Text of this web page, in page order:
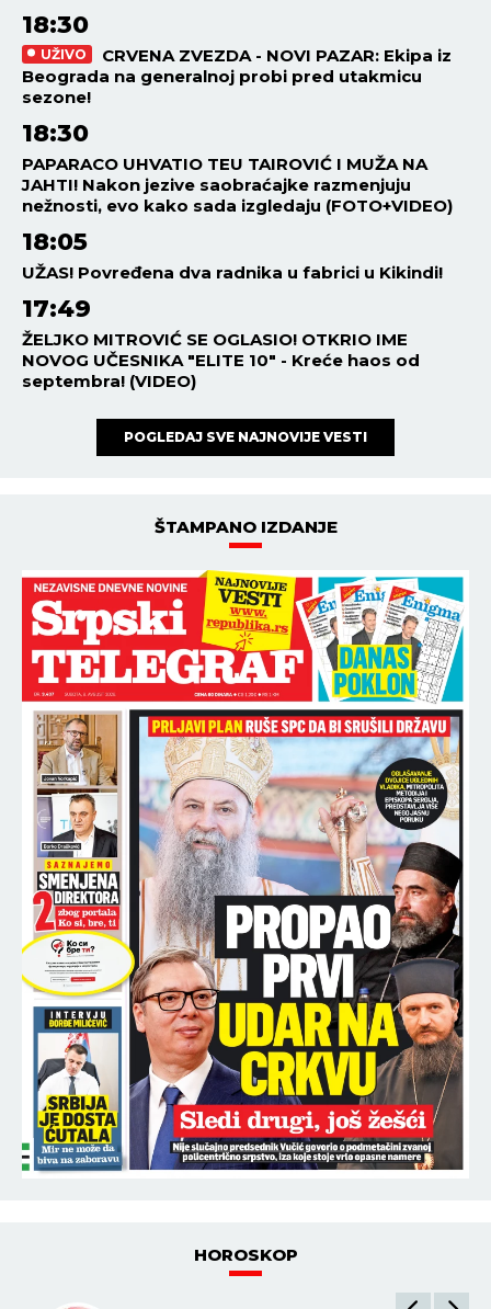
18:30
UŽIVO
CRVENA ZVEZDA - NOVI PAZAR: Ekipa iz
Beograda na generalnoj probi pred utakmicu
sezone!
18:30
PAPARACO UHVATIO TEU TAIROVIĆ I MUŽA NA
JAHTI! Nakon jezive saobraćajke razmenjuju
nežnosti, evo kako sada izgledaju (FOTO+VIDEO)
18:05
UŽAS! Povređena dva radnika u fabrici u Kikindi!
17:49
ŽELJKO MITROVIĆ SE OGLASIO! OTKRIO IME
NOVOG UČESNIKA "ELITE 10" - Kreće haos od
septembra! (VIDEO)
POGLEDAJ SVE NAJNOVIJE VESTI
ŠTAMPANO IZDANJE
HOROSKOP